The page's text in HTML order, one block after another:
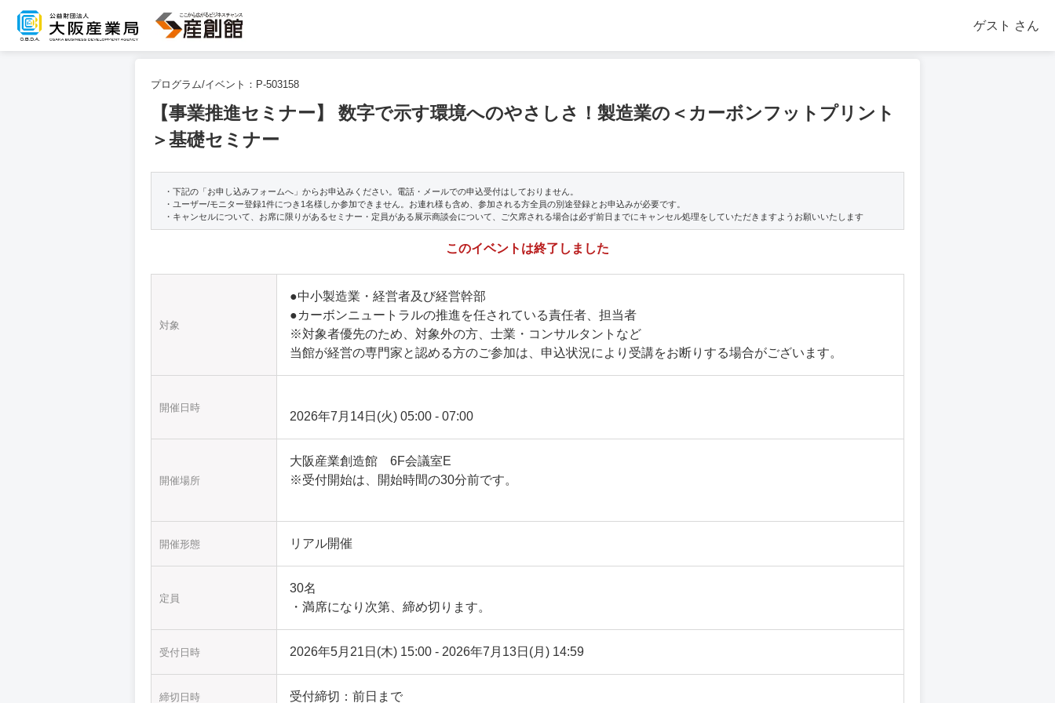
ゲスト さん
プログラム/イベント： P-503158
【事業推進セミナー】 数字で示す環境へのやさしさ！製造業の＜カーボンフットプリント
＞基礎セミナー
・下記の「お申し込みフォームへ」からお申込みください。電話・メールでの申込受付はしておりません。
・ユーザー/モニター登録1件につき1名様しか参加できません。お連れ様も含め、参加される方全員の別途登録とお申込みが必要です。
・キャンセルについて、お席に限りがあるセミナー・定員がある展示商談会について、ご欠席される場合は必ず前日までにキャンセル処理をしていただきますようお願いいたします
このイベントは終了しました
対象
●中小製造業・経営者及び経営幹部
●カーボンニュートラルの推進を任されている責任者、担当者
※対象者優先のため、対象外の方、士業・コンサルタントなど
当館が経営の専門家と認める方のご参加は、申込状況により受講をお断りする場合がございます。
開催日時
2026年7月14日(火) 05:00 - 07:00
開催場所
大阪産業創造館 6F会議室E
※受付開始は、開始時間の30分前です。
開催形態 リアル開催
定員
30名
・満席になり次第、締め切ります。
受付日時 2026年5月21日(木) 15:00 - 2026年7月13日(月) 14:59
締切日時 受付締切：前日まで